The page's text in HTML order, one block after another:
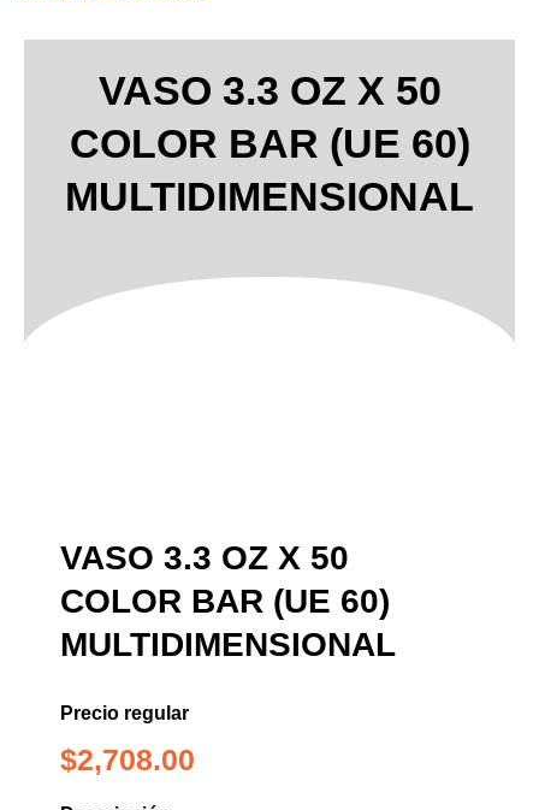
VASO 3.3 OZ X 50
COLOR BAR (UE 60)
MULTIDIMENSIONAL
VASO 3.3 OZ X 50
COLOR BAR (UE 60)
MULTIDIMENSIONAL
Precio regular
$2,708.00